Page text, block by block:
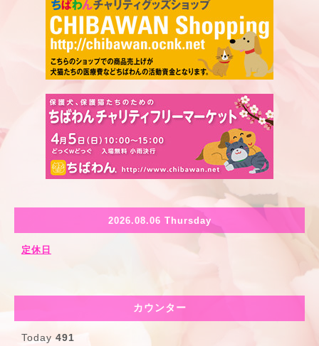
2026.08.06 Thursday
定休日
カウンター
Today 491